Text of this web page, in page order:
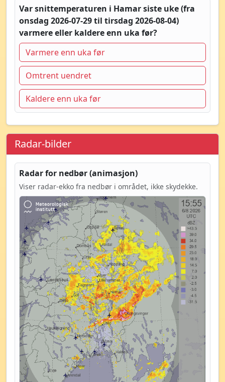
Var snittemperaturen i Hamar siste uke (fra
onsdag 2026-07-29 til tirsdag 2026-08-04)
varmere eller kaldere enn uka før?
Varmere enn uka før
Omtrent uendret
Kaldere enn uka før
Radar-bilder
Radar for nedbør (animasjon)
Viser radar-ekko fra nedbør i området, ikke skydekke.